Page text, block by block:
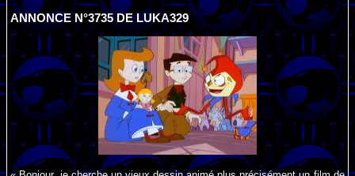
ANNONCE N°3735 DE LUKA329